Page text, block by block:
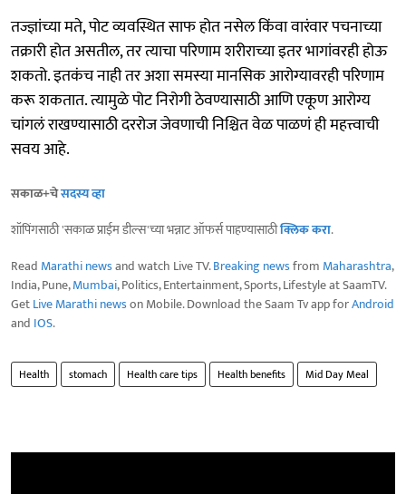
तज्ज्ञांच्या मते, पोट व्यवस्थित साफ होत नसेल किंवा वारंवार पचनाच्या
तक्रारी होत असतील, तर त्याचा परिणाम शरीराच्या इतर भागांवरही होऊ
शकतो. इतकंच नाही तर अशा समस्या मानसिक आरोग्यावरही परिणाम
करू शकतात. त्यामुळे पोट निरोगी ठेवण्यासाठी आणि एकूण आरोग्य
चांगलं राखण्यासाठी दररोज जेवणाची निश्चित वेळ पाळणं ही महत्त्वाची
सवय आहे.
सकाळ+चेसदस्य व्हा
शॉपिंगसाठी 'सकाळ प्राईम डील्स'च्या भन्नाट ऑफर्स पाहण्यासाठीक्लिक करा.
Read Marathi newsand watch Live TV.Breaking newsfrom Maharashtra,
India, Pune,Mumbai, Politics, Entertainment, Sports, Lifestyle at SaamTV.
GetLive Marathi newson Mobile. Download the Saam Tv app forAndroid
and IOS.
Health stomach Health care tips Health benefits Mid Day Meal